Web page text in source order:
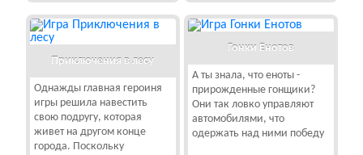
Приключения в лесу
Однажды главная героиня
игры решила навестить
свою подругу, которая
живет на другом конце
города. Поскольку
Гонки Енотов
А ты знала, что еноты -
прирожденные гонщики?
Они так ловко управляют
автомобилями, что
одержать над ними победу